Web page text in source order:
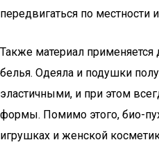
передвигаться по местности
Также материал применяется
белья. Одеяла и подушки
эластичными, и при этом
формы. Помимо этого, био-
игрушках и женской